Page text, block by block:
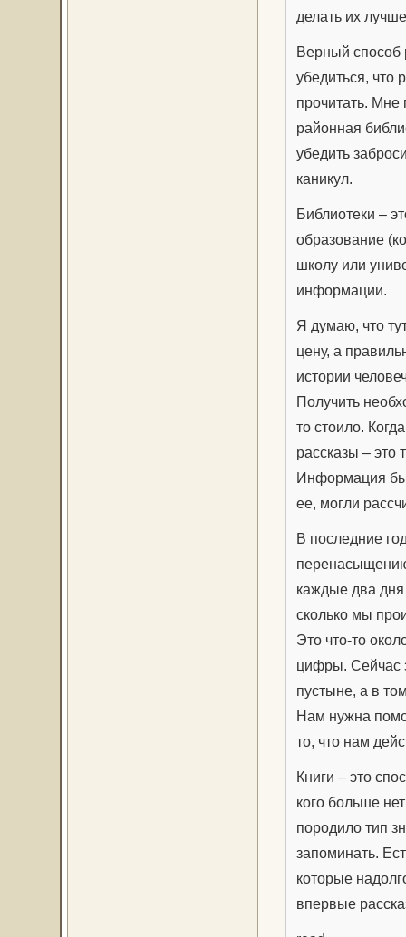
делать их
Верный способ
убедиться, что
прочитать. Мне
районная
убедить
каникул.
Библиотеки –
образование
школу или
информации.
Я думаю, что
цену, а
истории
Получить
то стоило.
рассказы – это
Информация
ее, могли
В последние
каждые два дня
сколько мы
Это что-то
цифры. Сейчас
пустыне, а в
Нам нужна
то, что нам
Книги – это
кого больше
породило тип
запоминать.
которые
впервые